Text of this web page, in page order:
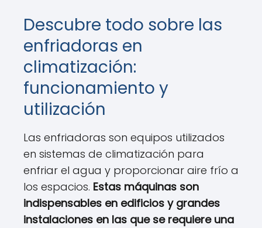
Descubre todo sobre las
enfriadoras en
climatización:
funcionamiento y
utilización
Las enfriadoras son equipos utilizados
en sistemas de climatización para
enfriar el agua y proporcionar aire frío a
los espacios. Estas máquinas son
indispensables en edificios y grandes
instalaciones en las que se requiere una